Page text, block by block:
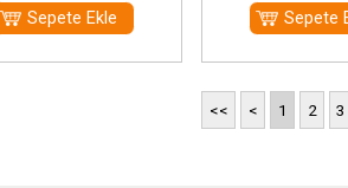
Sepete Ekle Sepete
<< < 1 2 3